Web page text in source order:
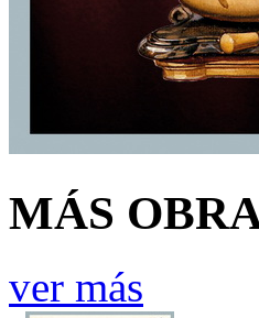
MÁS
ver más